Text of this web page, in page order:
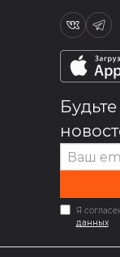
Я
данных